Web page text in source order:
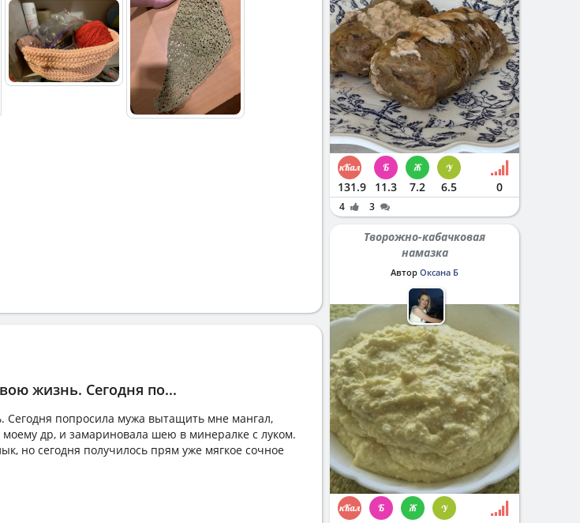
жизнь. Сегодня по...
попросила мужа вытащить мне мангал,
др, и замариновала шею в минералке с луком.
но сегодня получилось прям уже мягкое сочное
131.9 11.3 7.2 6.5 0
4 3
Творожно-кабачковая
намазка
Автор Оксана Б